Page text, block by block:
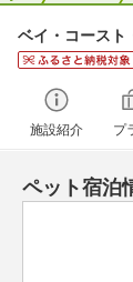
ベイ・コースト
施設紹介 プ
ペット宿泊